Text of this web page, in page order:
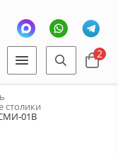
2
столики
01В